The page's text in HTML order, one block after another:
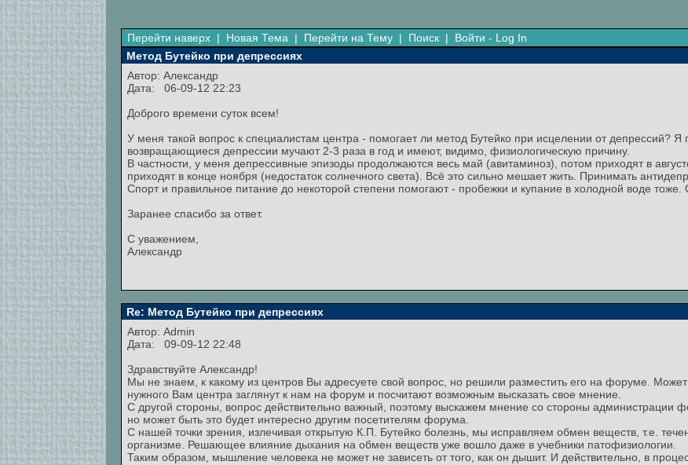
Перейти наверх | Новая Тема | Перейти на Тему | Поиск | Войти - Log In
Метод Бутейко при депрессиях
Автор: Александр
Дата: 06-09-12 22:23
Доброго времени суток всем!
У меня такой вопрос к специалистам центра - помогает ли метод Бутейко при исцелении от депрессий? Я
возвращающиеся депрессии мучают 2-3 раза в год и имеют, видимо, физиологическую причину.
В частности, у меня депрессивные эпизоды продолжаются весь май (авитаминоз), потом приходят в
приходят в конце ноября (недостаток солнечного света). Всё это сильно мешает жить. Принимать
Спорт и правильное питание до некоторой степени помогают - пробежки и купание в холодной воде тоже.
Заранее спасибо за ответ.
С уважением,
Александр
Re: Метод Бутейко при депрессиях
Автор: Admin
Дата: 09-09-12 22:48
Здравствуйте Александр!
Мы не знаем, к какому из центров Вы адресуете свой вопрос, но решили разместить его на форуме.
нужного Вам центра заглянут к нам на форум и посчитают возможным высказать свое мнение.
С другой стороны, вопрос действительно важный, поэтому выскажем мнение со стороны администрации
но может быть это будет интересно другим посетителям форума.
С нашей точки зрения, излечивая открытую К.П. Бутейко болезнь, мы исправляем обмен веществ, т.е.
организме. Решающее влияние дыхания на обмен веществ уже вошло даже в учебники патофизиологии.
Таким образом, мышление человека не может не зависеть от того, как он дышит. И действительно, в